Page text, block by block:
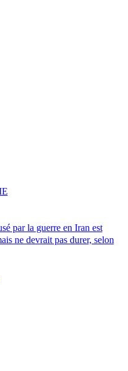
par la guerre en Iran est
ne devrait pas durer, selon